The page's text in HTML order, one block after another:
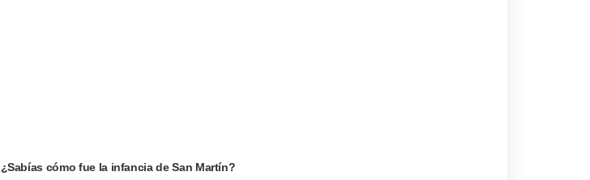
¿Sabías cómo fue la infancia de San Martín?